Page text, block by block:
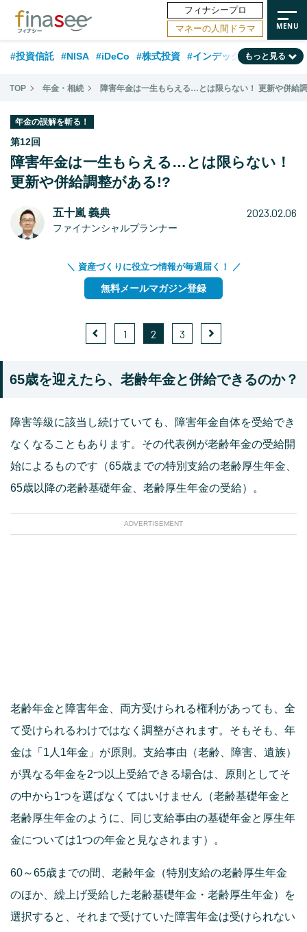
フィナシープロ
マネーの人間ドラマ
#投資信託 #NISA #iDeCo #株式投資 #インデックスファンド
#相談事例 #相続・贈与 #FP #新NISA #ランキング #日本株
#フィナンシャル・ウェルビーイング
#データ・調査 #資産運用業界 #海外事情 #国内株式型 #60代
もっと見る
TOP 年金・相続 障害年金は一生もらえる…とは限らない！ 更新や併給
年金の誤解を斬る！
第12回
障害年金は一生もらえる…とは限らない！
更新や併給調整がある!?
五十嵐 義典
ファイナンシャルプランナー
2023.02.06
＼ 資産づくりに役立つ情報が毎週届く！ ／
無料メールマガジン登録
1 2 3
65歳を迎えたら、老齢年金と併給できるのか？
障害等級に該当し続けていても、障害年金自体を受給でき
なくなることもあります。その代表例が老齢年金の受給開
始によるものです（65歳までの特別支給の老齢厚生年金、
65歳以降の老齢基礎年金、老齢厚生年金の受給）。
ADVERTISEMENT
老齢年金と障害年金、両方受けられる権利があっても、全
て受けられるわけではなく調整がされます。そもそも、年
金は「1人1年金」が原則。支給事由（老齢、障害、遺族）
が異なる年金を2つ以上受給できる場合は、原則としてそ
の中から1つを選ばなくてはいけません（老齢基礎年金と
老齢厚生年金のように、同じ支給事由の基礎年金と厚生年
金については1つの年金と見なされます）。
60～65歳までの間、老齢年金（特別支給の老齢厚生年金
のほか、繰上げ受給した老齢基礎年金・老齢厚生年金）を
選択すると、それまで受けていた障害年金は受けられない